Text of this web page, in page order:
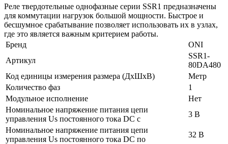
Реле твердотельные однофазные серии SSR1 предназначены
для коммутации нагрузок большой мощности. Быстрое и
бесшумное срабатывание позволяет использовать их в узлах,
где это является важным критерием работы.
Бренд
ONI
Артикул
SSR1-
80DA480
Код единицы измерения размера (ДхШхВ)
Метр
Количество фаз
1
Модульное исполнение
Нет
Номинальное напряжение питания цепи
управления Us постоянного тока DC с
3 В
Номинальное напряжение питания цепи
управления Us постоянного тока DC по
32 В